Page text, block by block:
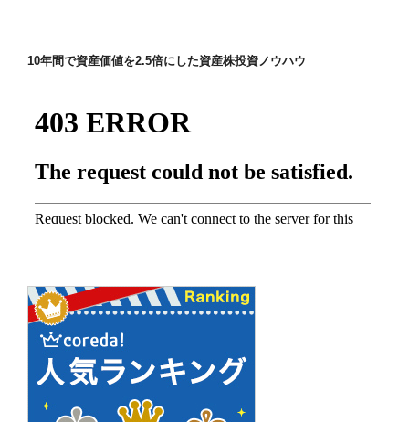
ョ
10年間で資産価値を2.5倍にした資産株投資ノウハウ